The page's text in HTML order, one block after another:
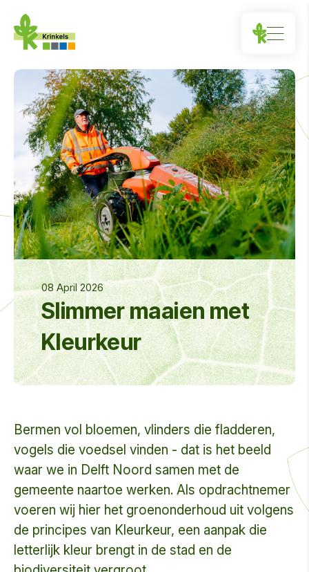
08 April 2026
Slimmer maaien met
Kleurkeur
Bermen vol bloemen, vlinders die fladderen,
vogels die voedsel vinden - dat is het beeld
waar we in Delft Noord samen met de
gemeente naartoe werken. Als opdrachtnemer
voeren wij hier het groenonderhoud uit volgens
de principes van Kleurkeur, een aanpak die
letterlijk kleur brengt in de stad en de